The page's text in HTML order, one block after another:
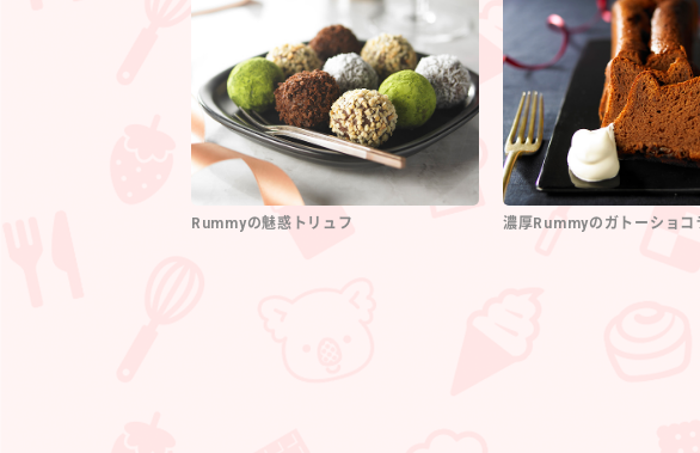
Rummyの魅惑トリュフ 濃厚Rummyのガトーショコ